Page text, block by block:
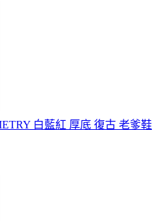
白藍紅 厚底 復古 老爹鞋